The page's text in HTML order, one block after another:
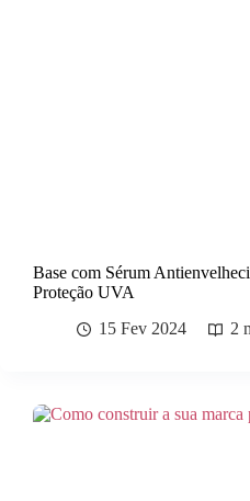
Base com Sérum
Proteção UVA
15 Fev 2024
2